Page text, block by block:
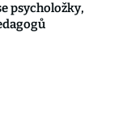
psycholožky,